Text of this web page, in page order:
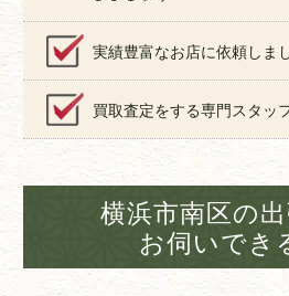
実績豊富なお店に依頼しま
買取査定をする専門スタッ
横浜市南区の
お伺いでき